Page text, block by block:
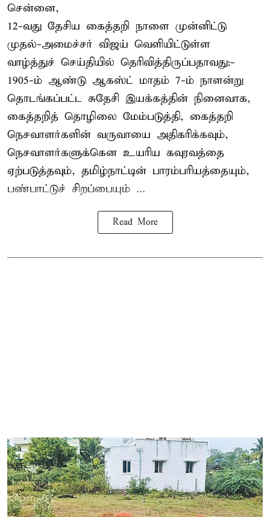
சென்னை,
12-வது தேசிய கைத்தறி நாளை முன்னிட்டு
முதல்-அமைச்சர் விஜய் வெளியிட்டுள்ள
வாழ்த்துச் செய்தியில் தெரிவித்திருப்பதாவது:-
1905-ம் ஆண்டு ஆகஸ்ட் மாதம் 7-ம் நாளன்று
தொடங்கப்பட்ட சுதேசி இயக்கத்தின் நினைவாக,
கைத்தறித் தொழிலை மேம்படுத்தி, கைத்தறி
நெசவாளர்களின் வருவாயை அதிகரிக்கவும்,
நெசவாளர்களுக்கென உயரிய கவுரவத்தை
ஏற்படுத்தவும், தமிழ்நாட்டின் பாரம்பரியத்தையும்,
பண்பாட்டுச் சிறப்பையும் ...
Read More